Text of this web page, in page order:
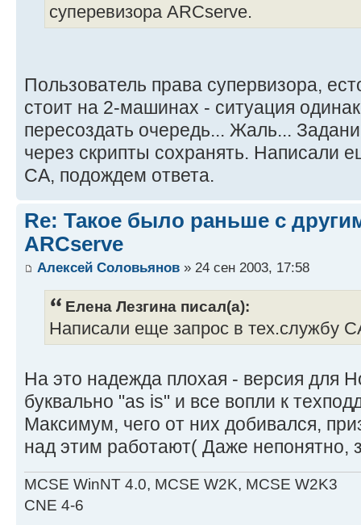
суперевизора ARCserve.
Пользователь права супервизора,
стоит на 2-машинах - ситуация
пересоздать очередь... Жаль...
через скрипты сохранять. Написали
CA, подождем ответа.
Re: Такое было раньше с
ARCserve
Алексей Соловьянов » 24 сен 2003, 17:58
Елена Лезгина писал(а):
Написали еще запрос в тех.службу
На это надежда плохая - версия для
буквально "as is" и все вопли к
Максимум, чего от них добивался,
над этим работают( Даже непонятно,
MCSE WinNT 4.0, MCSE W2K, MCSE W2K3
CNE 4-6